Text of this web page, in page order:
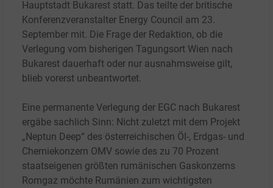
Hauptstadt Bukarest statt. Das teilte der britische
Konferenzveranstalter Energy Council am 23.
September mit. Die Frage der Redaktion, ob die
Verlegung vom bisherigen Tagungsort Wien nach
Bukarest dauerhaft oder nur ausnahmsweise gilt,
blieb vorerst unbeantwortet.
Eine permanente Verlegung der EGC nach Bukarest
ergäbe sachlich Sinn: Nicht zuletzt mit dem Projekt
„Neptun Deep“ des österreichischen Öl-, Erdgas- und
Chemiekonzern OMV sowie des zu 70 Prozent
staatseigenen größten rumänischen Gaskonzerns
Romgaz möchte Rumänien zum wichtigsten